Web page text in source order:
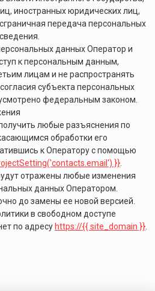
иностранных юридических лиц,
передача персональных
данных Оператор и
к персональным данным,
лицам и не распространять
субъекта персональных
федеральным законом.
любые разъяснения по
обработки его
к Оператору с помощью
}}
отражены любые изменения
данных Оператором.
до замены ее новой версией.
в свободном доступе
по адресу https://{{ site_domain }}